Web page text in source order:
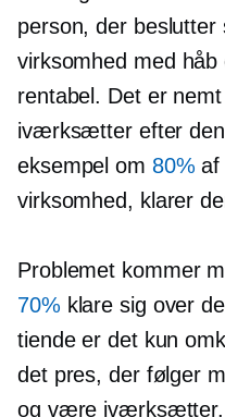
person, der
virksomhed med
rentabel. Det er
iværksætter efter
eksempel om 80% af
virksomhed, klarer
Problemet kommer
70% klare sig over
tiende er det kun
det pres, der følger
og være iværksætter.